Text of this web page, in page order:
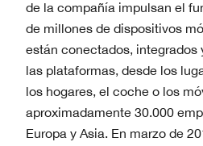
de la compañía impulsan el
de millones de dispositivos
están conectados, integrados
las plataformas, desde los
los hogares, el coche o los
aproximadamente 30.000
Europa y Asia. En marzo de